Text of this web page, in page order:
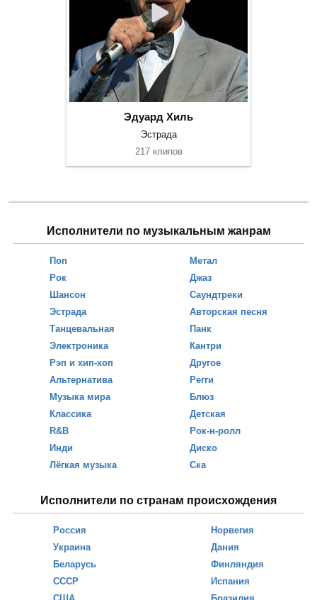
Эдуард Хиль
Эстрада
217 клипов
Исполнители по музыкальным жанрам
Поп
Рок
Шансон
Эстрада
Танцевальная
Электроника
Рэп и хип-хоп
Альтернатива
Музыка мира
Классика
R&B
Инди
Лёгкая музыка
Метал
Джаз
Саундтреки
Авторская песня
Панк
Кантри
Другое
Регги
Блюз
Детская
Рок-н-ролл
Диско
Ска
Исполнители по странам происхождения
Россия
Украина
Беларусь
СССР
Норвегия
Дания
Финляндия
Испания